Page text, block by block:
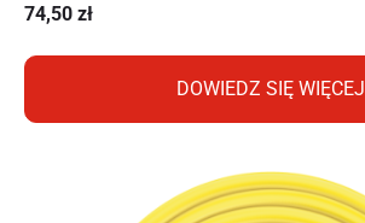
74,50 zł
DOWIEDZ SIĘ WIĘCEJ